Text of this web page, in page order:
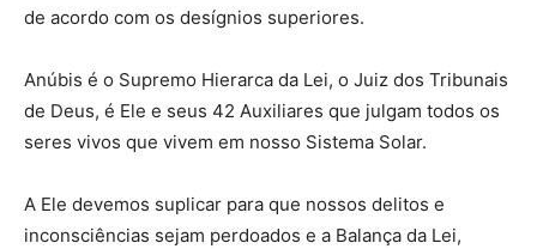
de acordo com os desígnios superiores.
Anúbis é o Supremo Hierarca da Lei, o Juiz dos Tribunais
de Deus, é Ele e seus 42 Auxiliares que julgam todos os
seres vivos que vivem em nosso Sistema Solar.
A Ele devemos suplicar para que nossos delitos e
inconsciências sejam perdoados e a Balança da Lei,